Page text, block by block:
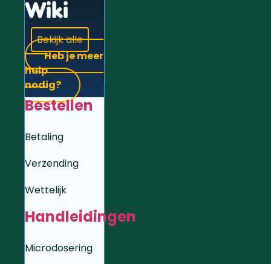
Wiki
Bekijk alle
Heb je meer
hulp
nodig?
Bestellen
Betaling
Verzending
Wettelijk
Handleidingen
Microdosering